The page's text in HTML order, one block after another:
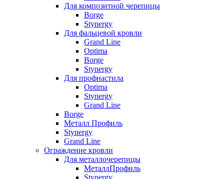
Для композитной черепицы
Borge
Stynergy
Для фальцевой кровли
Grand Line
Optima
Borge
Stynergy
Для профнастила
Optima
Stynergy
Grand Line
Borge
Металл Профиль
Stynergy
Grand Line
Ограждение кровли
Для металлочерепицы
МеталлПрофиль